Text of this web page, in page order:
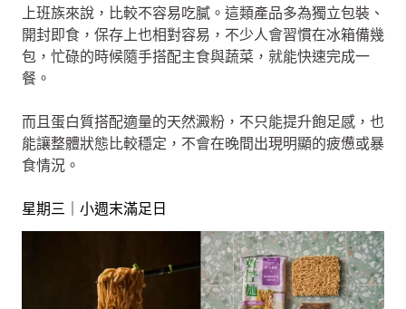
上班族來說，比較不容易吃膩。這類產品多為獨立包裝、
開封即食，保存上也相對容易，不少人會習慣在冰箱備幾
包，忙碌的時候隨手搭配主食與蔬菜，就能快速完成一
餐。
而且蛋白質搭配適量的天然澱粉，不只能提升飽足感，也
能讓整體狀態比較穩定，不會在晚間出現明顯的疲憊或暴
食情況。
星期三｜小週末滿足日